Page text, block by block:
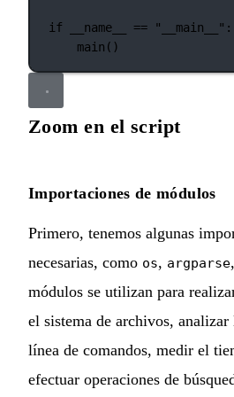
if __name__ == "__main__" :
main()
Zoom en el script
Importaciones de módulos
Primero, tenemos algunas
necesarias, como os, argparse,
módulos se utilizan para
el sistema de archivos, analizar
línea de comandos, medir el
efectuar operaciones de